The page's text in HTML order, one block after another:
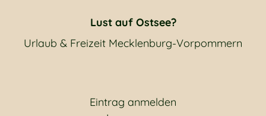
Lust auf Ostsee?
Urlaub & Freizeit Mecklenburg-Vorpommern
Eintrag anmelden